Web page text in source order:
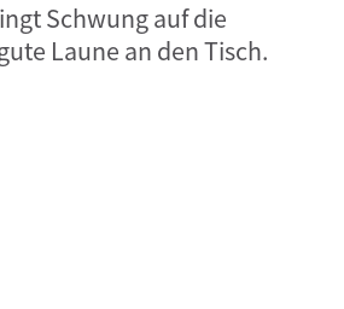
Schwung auf die
Laune an den Tisch.